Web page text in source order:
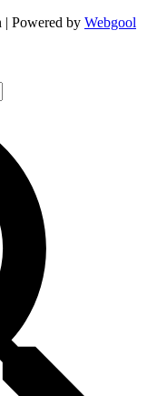
Powered by Webgool